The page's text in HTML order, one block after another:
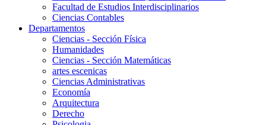
Facultad de Estudios Interdisciplinarios
Ciencias Contables
Departamentos
Ciencias - Sección Física
Humanidades
Ciencias - Sección Matemáticas
artes escenicas
Ciencias Administrativas
Economía
Arquitectura
Derecho